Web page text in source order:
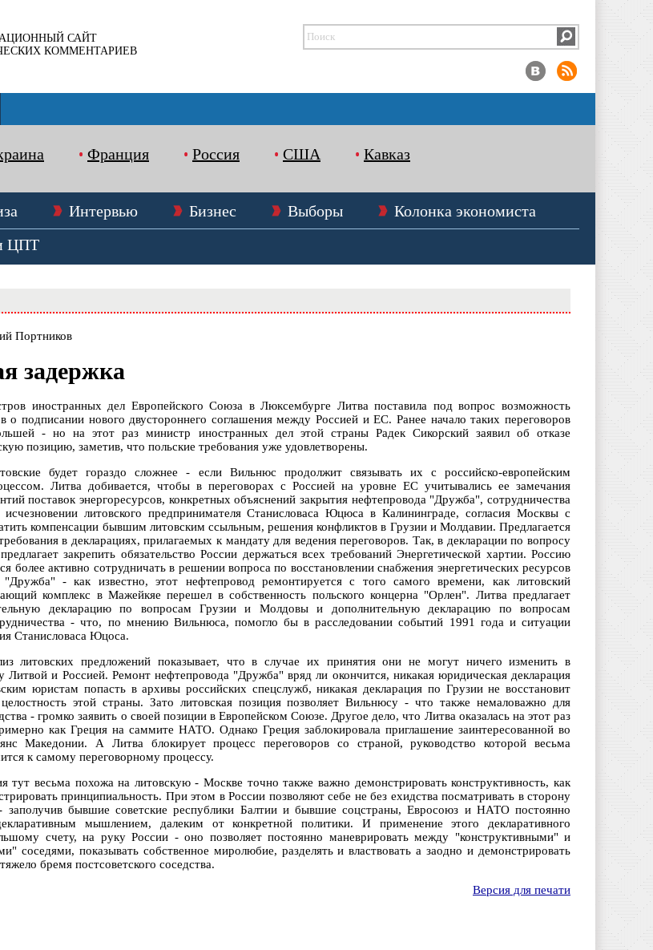
САЙТ
КОММЕНТАРИЕВ
Франция Россия США Кавказ
Интервью Бизнес Выборы
Колонка экономиста
ЦПТ
Портников
задержка
иностранных дел Европейского Союза в Люксембурге Литва поставила под вопрос возможность
о подписании нового двустороннего соглашения между Россией и ЕС. Ранее начало таких переговоров
- но на этот раз министр иностранных дел этой страны Радек Сикорский заявил об отказе
позицию, заметив, что польские требования уже удовлетворены.
будет гораздо сложнее - если Вильнюс продолжит связывать их с российско-европейским
Литва добивается, чтобы в переговорах с Россией на уровне ЕС учитывались ее замечания
поставок энергоресурсов, конкретных объяснений закрытия нефтепровода "Дружба", сотрудничества
литовского предпринимателя Станисловаса Юцюса в Калининграде, согласия Москвы с
компенсации бывшим литовским ссыльным, решения конфликтов в Грузии и Молдавии. Предлагается
в декларациях, прилагаемых к мандату для ведения переговоров. Так, в декларации по вопросу
закрепить обязательство России держаться всех требований Энергетической хартии. Россию
более активно сотрудничать в решении вопроса по восстановлении снабжения энергетических ресурсов
- как известно, этот нефтепровод ремонтируется с того самого времени, как литовский
комплекс в Мажейкяе перешел в собственность польского концерна "Орлен". Литва предлагает
декларацию по вопросам Грузии и Молдовы и дополнительную декларацию по вопросам
- что, по мнению Вильнюса, помогло бы в расследовании событий 1991 года и ситуации
Станисловаса Юцоса.
литовских предложений показывает, что в случае их принятия они не могут ничего изменить в
и Россией. Ремонт нефтепровода "Дружба" вряд ли окончится, никакая юридическая декларация
юристам попасть в архивы российских спецслужб, никакая декларация по Грузии не восстановит
этой страны. Зато литовская позиция позволяет Вильнюсу - что также немаловажно для
- громко заявить о своей позиции в Европейском Союзе. Другое дело, что Литва оказалась на этот раз
как Греция на саммите НАТО. Однако Греция заблокировала приглашение заинтересованной во
Македонии. А Литва блокирует процесс переговоров со страной, руководство которой весьма
к самому переговорному процессу.
тут весьма похожа на литовскую - Москве точно также важно демонстрировать конструктивность, как
принципиальность. При этом в России позволяют себе не без ехидства посматривать в сторону
заполучив бывшие советские республики Балтии и бывшие соцстраны, Евросоюз и НАТО постоянно
мышлением, далеким от конкретной политики. И применение этого декларативного
счету, на руку России - оно позволяет постоянно маневрировать между "конструктивными" и
соседями, показывать собственное миролюбие, разделять и властвовать а заодно и демонстрировать
бремя постсоветского соседства.
Версия для печати